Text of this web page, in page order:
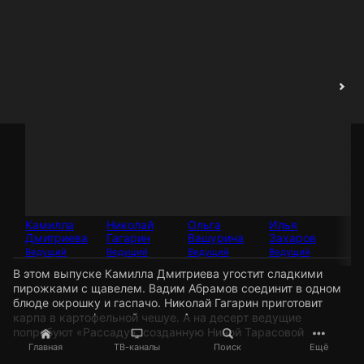
Главная ТВ-каналы Поиск Ещё
Камилла
Дмитриева
Ведущий
Николай
Гагарин
Ведущий
Ольга
Вашурина
Ведущий
Илья
Захаров
Ведущий
В этом выпуске Камилла Дмитриева угостит сладкими
пирожками с щавелем. Вадим Абрамов соединит в одном
блюде окрошку и гаспачо. Николай Гагарин приготовит
карпа в картофельной чешуе. А на десерт ведущие
попробуют «Рассаду», созданную Ниной Тарасовой